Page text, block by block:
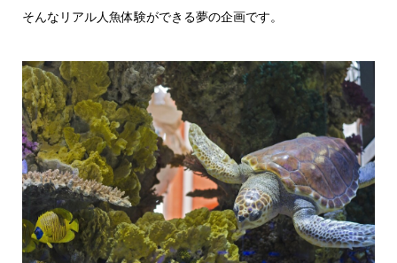
そんなリアル人魚体験ができる夢の企画です。